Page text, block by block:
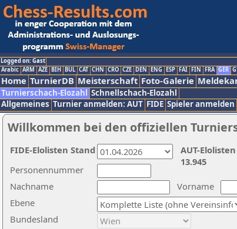
Logged on: Gast
Arabic ARM AZE BIH BUL CAT CHN CRO CZE DEN ENG ESP FAI FIN FRA GER
Home TurnierDB Meisterschaft Foto-Galerie
Turnierschach-Elozahl Schnellschach-Elozahl
Allgemeines Turnier anmelden: AUT FIDE Spieler anmelden
Willkommen bei den offiziellen
Nachname
Vorname
Ebene
Personennummer
Bundesland
AUT-
13.945
FIDE-Elolisten Stand